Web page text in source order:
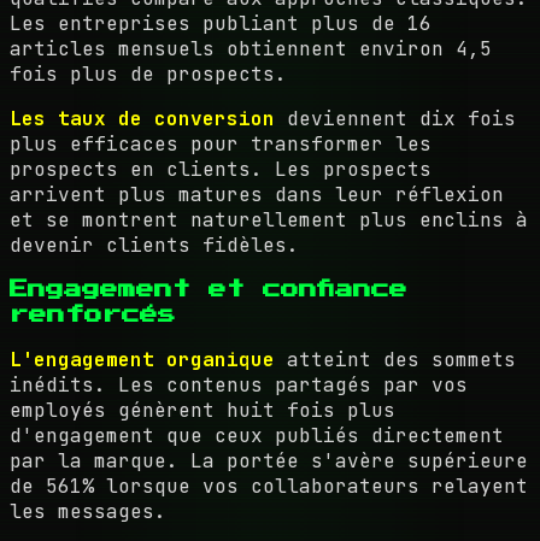
Les entreprises publiant plus de 16
articles mensuels obtiennent environ 4,5
fois plus de prospects.
Les taux de conversion deviennent dix fois
plus efficaces pour transformer les
prospects en clients. Les prospects
arrivent plus matures dans leur réflexion
et se montrent naturellement plus enclins à
devenir clients fidèles.
Engagement et confiance
renforcés
L'engagement organique atteint des sommets
inédits. Les contenus partagés par vos
employés génèrent huit fois plus
d'engagement que ceux publiés directement
par la marque. La portée s'avère supérieure
de 561% lorsque vos collaborateurs relayent
les messages.